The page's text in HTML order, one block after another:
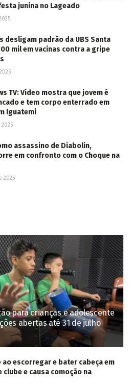
junina no Lageado
desligam padrão da UBS Santa
mil em vacinas contra a gripe
TV: Vídeo mostra que jovem é
e tem corpo enterrado em
Iguatemi
assassino de Diabolin,
em confronto com o Choque na
2025
para crianças e adolescente
abertas até 31 de julho
ao escorregar e bater cabeça em
clube e causa comoção na